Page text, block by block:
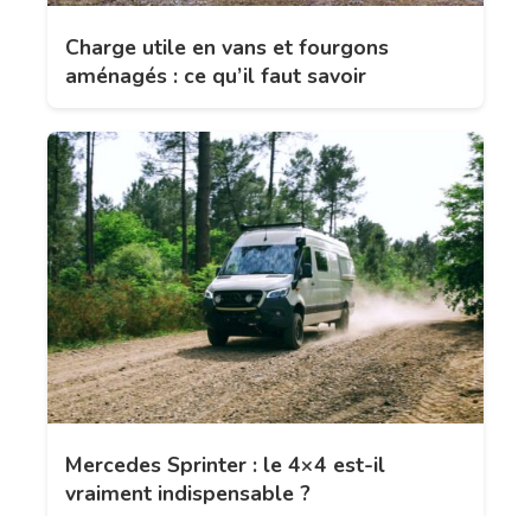
Charge utile en vans et fourgons
aménagés : ce qu’il faut savoir
Mercedes Sprinter : le 4×4 est-il
vraiment indispensable ?